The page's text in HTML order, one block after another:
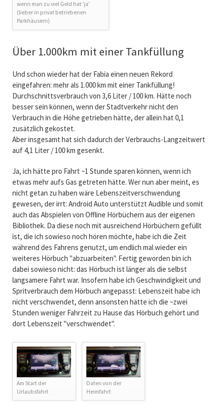
wenn man zu viel Geld hat 'ja'
(lieber in privat betriebenen
Parkhäusern)
Über 1.000km mit einer Tankfüllung
Und schon wieder hat der Fabia einen neuen Rekord
eingefahren: mehr als 1.000 km mit einer Tankfüllung!
Durchschnittsverbrauch von 3,6 Liter / 100 km. Hätte noch
besser sein können, wenn der Stadtverkehr nicht den
Verbrauch in die Höhe getrieben hätte, der allein hat 0,1
zusätzlich gekostet.
Aber insgesamt hat sich dadurch der Verbrauchs-Langzeitwert
auf 4,1 Liter / 100 km gesenkt.
Ja, ich hätte pro Fahrt ~1 Stunde sparen können, wenn ich
etwas mehr aufs Gas getreten hätte. Wer nun aber meint, es
nicht getan zu haben wäre Lebenszeitverschwendung
gewesen, der irrt: Android Auto unterstützt Audible und somit
auch das Abspielen von Offline Hörbüchern aus der eigenen
Bibliothek. Da diese noch mit ausreichend Hörbüchern gefüllt
ist, die ich sowieso noch hören möchte, habe ich die Zeit
während des Fahrens genutzt, um endlich mal wieder ein
weiteres Hörbuch "abzuarbeiten". Fertig geworden bin ich
dabei sowieso nicht: das Hörbuch ist länger als die selbst
langsamere Fahrt war. Insofern habe ich Geschwindigkeit und
Spritverbrauch dem Hörbuch angepasst: Lebenszeit habe ich
nicht verschwendet, denn ansonsten hätte ich die ~zwei
Stunden weniger Fahrzeit zu Hause das Hörbuch gehört und
dort Lebenszeit "verschwendet".
Am Start der
Urlaubsfahrt
Daten von der
Heimfahrt